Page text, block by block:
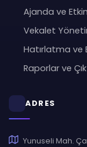
Ajanda ve
Vekalet
Hatırlatma ve
Raporlar ve
ADRES
Yunuseli Mah.